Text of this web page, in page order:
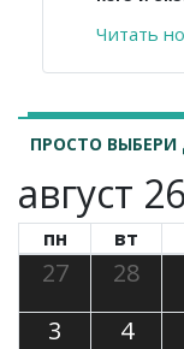
Читать
ПРОСТО ВЫБЕРИ
август 26
пн вт
27 28
3
4